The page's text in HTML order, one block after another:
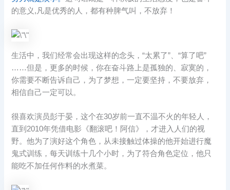
的意义,凡是优秀的人，都有种脾气叫，不放弃！
生活中，我们经常会出现这样的念头，“太累了”、“算了吧”
……但是，更多的时候，你在奋斗路上是孤独的、寂寞的，
你需要不断告诉自己，为了梦想，一定要坚持，不要放弃，
相信自己一定可以。
很喜欢演员彭于晏，这个在30岁前一直不温不火的年轻人，
直到2010年凭借电影《翻滚吧！阿信》，才进入人们的视
野。他为了演好这个角色，从未接触过体操的他开始进行魔
鬼式训练，每天训练十几个小时，为了符合角色定位，他只
能吃不加任何作料的水煮菜。